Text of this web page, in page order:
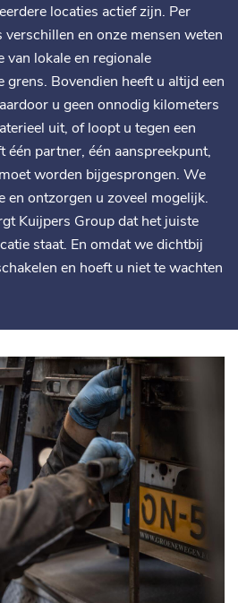
locaties actief zijn. Per
verschillen en onze mensen weten
van lokale en regionale
grens. Bovendien heeft u altijd een
u geen onnodig kilometers
uit, of loopt u tegen een
één partner, één aanspreekpunt,
worden bijgesprongen. We
en ontzorgen u zoveel mogelijk.
Kuijpers Group dat het juiste
staat. En omdat we dichtbij
en hoeft u niet te wachten